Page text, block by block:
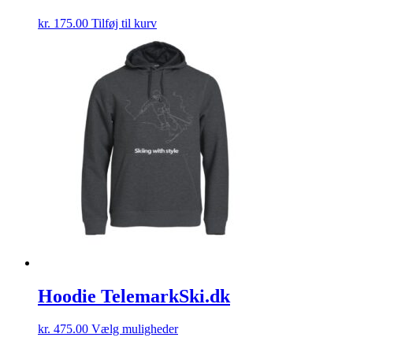
kr. 175.00 Tilføj til kurv
Hoodie TelemarkSki.dk
kr. 475.00 Vælg muligheder